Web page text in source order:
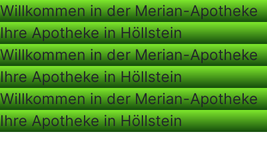
Willkommen in der Merian-Apotheke
Ihre Apotheke in Höllstein
Willkommen in der Merian-Apotheke
Ihre Apotheke in Höllstein
Willkommen in der Merian-Apotheke
Ihre Apotheke in Höllstein